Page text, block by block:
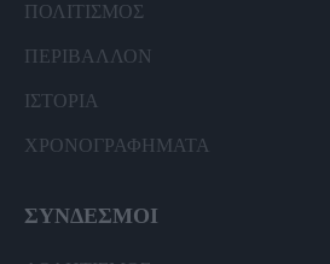
ΠΟΛΙΤΙΣΜΟΣ
ΠΕΡΙΒΑΛΛΟΝ
ΙΣΤΟΡΙΑ
ΧΡΟΝΟΓΡΑΦΗΜΑΤΑ
ΣΥΝΔΕΣΜΟΙ